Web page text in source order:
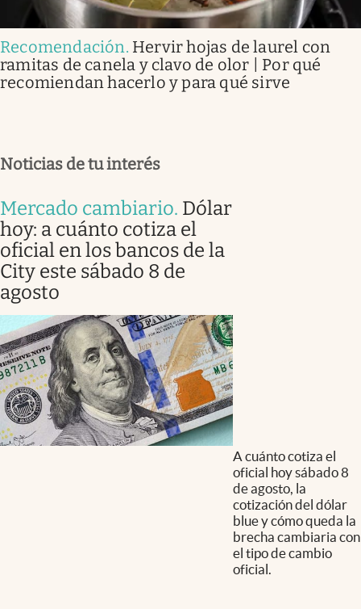
Recomendación. Hervir hojas de laurel con
ramitas de canela y clavo de olor | Por qué
recomiendan hacerlo y para qué sirve
Noticias de tu interés
Mercado cambiario. Dólar
hoy: a cuánto cotiza el
oficial en los bancos de la
City este sábado 8 de
agosto
A cuánto cotiza el
oficial hoy sábado 8
de agosto, la
cotización del dólar
blue y cómo queda la
brecha cambiaria con
el tipo de cambio
oficial.